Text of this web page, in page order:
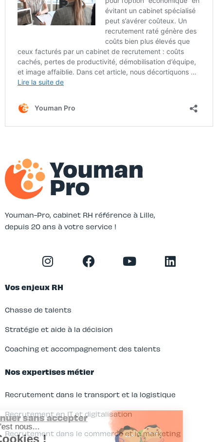
Youman-Pro, cabinet RH référence à Lille,
depuis 20 ans à votre service !
Vos enjeux RH
Chasse de talents
Stratégie et aide à la décision
Coaching et accompagnement des talents
Nos expertises métier
Recrutement dans le transport et la logistique
Recrutement en IT et digitalisation
Recrutement dans le commerce et le marketing
Continuer sans accepter
Salut c'est nous...
les Cookies !